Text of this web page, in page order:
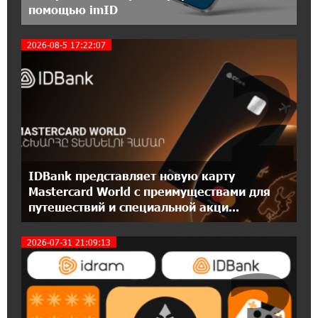
Юнибанк разыграет поездку в Италию среди
новых держателей карт Mastercard World
«Travel»
Москва–Баку: есть разногласия, но связи
сохраняются. А мы что делаем?
18:04:39 13-07-2026
День благодарности клиентам в Ванадзоре:
17:07:36 11-07-2026
Пашинян замотивирован уничтожить
Армению․ Аршак Карапетян
помощью imID
2026-08-5 17:22:07
IDBank представляет новую карту
Mastercard World с преимуществами для
путешествий и специальной акци...
2
2026-07-31 21:09:13